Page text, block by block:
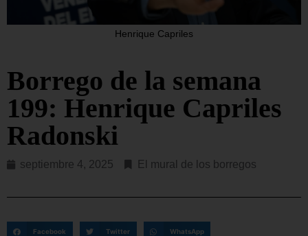
Henrique Capriles
Borrego de la semana
199: Henrique Capriles
Radonski
septiembre 4, 2025 El mural de los borregos
Facebook Twitter WhatsApp